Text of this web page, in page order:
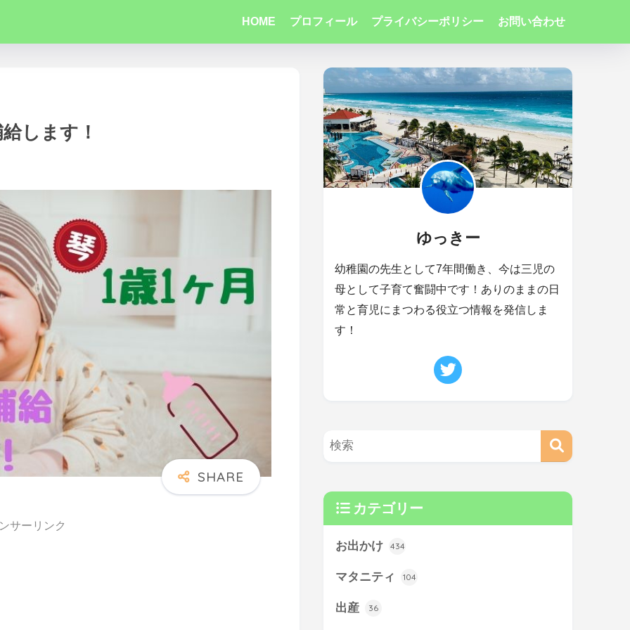
HOME プロフィール プライバシーポリシー お問い合わせ
します！
サーリンク
ゆっきー
幼稚園の先生として7年間働き、今は三児の
母として子育て奮闘中です！ありのままの日
常と育児にまつわる役立つ情報を発信しま
す！
カテゴリー
お出かけ 434
マタニティ 104
出産 36